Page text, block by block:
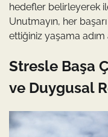
hedefler belirleyerek
Unutmayın, her
ettiğiniz yaşama adım
Stresle Başa
ve Duygusal